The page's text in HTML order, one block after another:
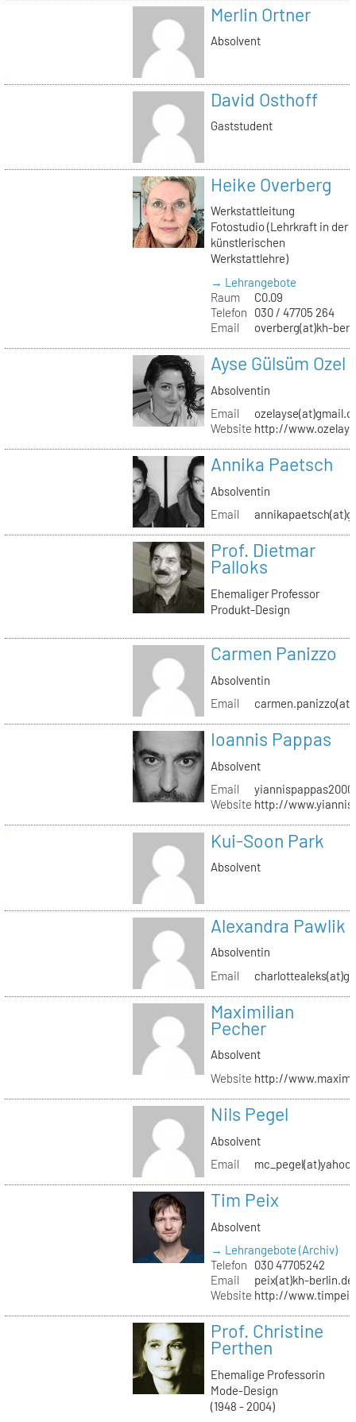
Merlin Ortner
Absolvent
David Osthoff
Gaststudent
Heike Overberg
Werkstattleitung
Fotostudio (Lehrkraft in der
künstlerischen
Werkstattlehre)
→ Lehrangebote
Raum
C0.09
Telefon
030 / 47705 264
Email
overberg(at)kh-
Ayse Gülsüm Ozel
Absolventin
Email
Website http://
Annika Paetsch
Absolventin
Email
Prof. Dietmar
Palloks
Ehemaliger Professor
Produkt-Design
Carmen Panizzo
Absolventin
Email
Ioannis Pappas
Absolvent
Email
Website http://
Kui-Soon Park
Absolvent
Alexandra Pawlik
Absolventin
Email
Maximilian
Pecher
Absolvent
Website http://
Nils Pegel
Absolvent
Email
Tim Peix
Absolvent
→ Lehrangebote (Archiv)
Telefon
030 47705242
Email
peix(at)kh-berlin.de
Website http://
Prof. Christine
Perthen
Ehemalige Professorin
Mode-Design
(1948 - 2004)